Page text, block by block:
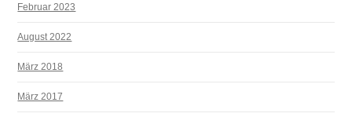
Februar 2023
August 2022
März 2018
März 2017